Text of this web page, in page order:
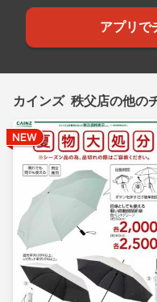
アプリで
カインズ 秩父店の他の